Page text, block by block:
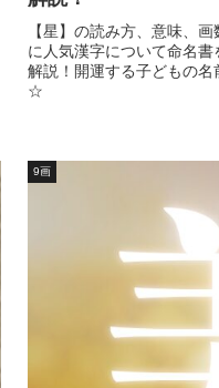
【星】の読み方、意味、
に人気漢字について命名
解説！開運する子どもの
☆
9画